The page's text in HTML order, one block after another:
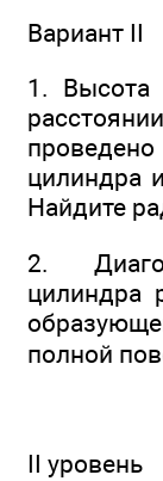
Вариант II
1. Высота
цилиндра
Найдите
2.
цилиндра
полной
II уровень